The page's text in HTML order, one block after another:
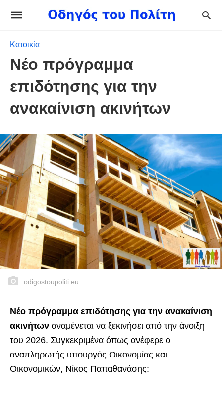
Κατοικία
Νέο πρόγραμμα
επιδότησης για την
ανακαίνιση ακινήτων
odigostoupoliti.eu
Νέο πρόγραμμα επιδότησης για την ανακαίνιση
ακινήτων αναμένεται να ξεκινήσει από την άνοιξη
του 2026. Συγκεκριμένα όπως ανέφερε o
αναπληρωτής υπουργός Οικονομίας και
Οικονομικών, Νίκος Παπαθανάσης: